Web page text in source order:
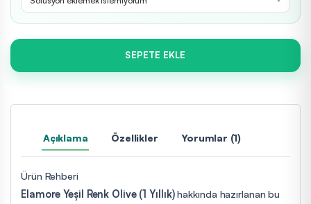
SEPETE EKLE
Açıklama Özellikler Yorumlar (1)
Ürün Rehberi
Elamore Yeşil Renk Olive (1 Yıllık)hakkında hazırlanan bu